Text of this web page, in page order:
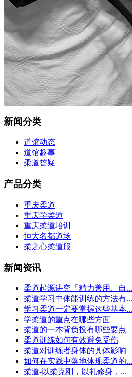
新闻分类
道馆动态
道馆趣事
柔道答疑
产品分类
重庆柔道
重庆学柔道
重庆柔道培训
恒大名都道场
柔之心柔道服
新闻资讯
柔道起源讲究「精力善用、自...
柔道学习中体能训练的方法有...
学习柔道一定要掌握这些基本...
学柔道的重点在哪些方面
柔道的一本背负投有哪些要点
柔道训练如何有效避免受伤
柔道对训练者身体的具体影响
如何在实践中落地体现柔道的...
柔道-以柔克刚，以礼修身，...